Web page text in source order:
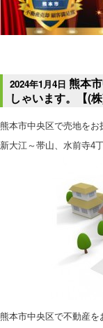
2024年1月4日 熊本
しゃいます。【(
熊本市中央区で売地をお
新大江～帯山、水前寺4
熊本市中央区で不動産